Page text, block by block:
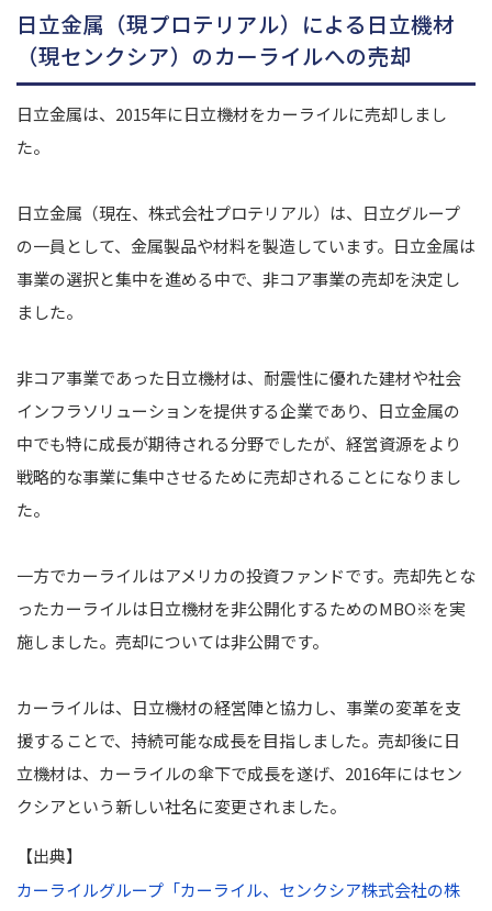
日立金属（現プロテリアル）による日立機材
（現センクシア）のカーライルへの売却
日立金属は、2015年に日立機材をカーライルに売却しまし
た。
日立金属（現在、株式会社プロテリアル）は、日立グループ
の一員として、金属製品や材料を製造しています。 日立金属は
事業の選択と集中を進める中で、非コア事業の売却を決定し
ました。
非コア事業であった日立機材は、耐震性に優れた建材や社会
インフラソリューションを提供する企業であり、日立金属の
中でも特に成長が期待される分野でしたが、経営資源をより
戦略的な事業に集中させるために売却されることになりまし
た。
一方でカーライルはアメリカの投資ファンドです。売却先とな
ったカーライルは日立機材を非公開化するためのMBO※を実
施しました。売却については非公開です。
カーライルは、日立機材の経営陣と協力し、事業の変革を支
援することで、持続可能な成長を目指しました。 売却後に日
立機材は、カーライルの傘下で成長を遂げ、2016年にはセン
クシアという新しい社名に変更されました。
【出典】
カーライルグループ「カーライル、センクシア株式会社の株